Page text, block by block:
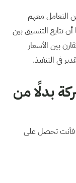
التعامل معهم
التنسيق بين
بين الأسعار
في التنفيذ.
بدلًا من
فأنت تحصل على